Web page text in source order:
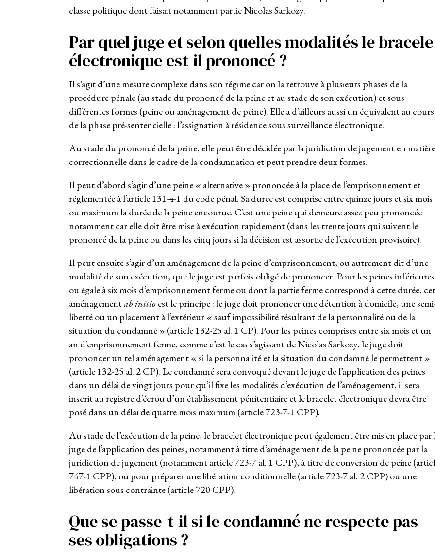
classe politique dont faisait notamment partie Nicolas Sarkozy.
Par quel juge et selon quelles modalités le
électronique est-il prononcé ?
Il s’agit d’une mesure complexe dans son régime car on la retrouve à plusieurs phases de la
procédure pénale (au stade du prononcé de la peine et au stade de son exécution) et sous
différentes formes (peine ou aménagement de peine). Elle a d’ailleurs aussi un équivalent au cours
de la phase pré-sentencielle : l’assignation à résidence sous surveillance électronique.
Au stade du prononcé de la peine, elle peut être décidée par la juridiction de jugement en matière
correctionnelle dans le cadre de la condamnation et peut prendre deux formes.
Il peut d’abord s’agir d’une peine « alternative » prononcée à la place de l’emprisonnement et
réglementée à l’article 131-4-1 du code pénal. Sa durée est comprise entre quinze jours et six mois
ou maximum la durée de la peine encourue. C’est une peine qui demeure assez peu prononcée
notamment car elle doit être mise à exécution rapidement (dans les trente jours qui suivent le
prononcé de la peine ou dans les cinq jours si la décision est assortie de l’exécution provisoire).
Il peut ensuite s’agir d’un aménagement de la peine d’emprisonnement, ou autrement dit d’une
modalité de son exécution, que le juge est parfois obligé de prononcer. Pour les peines inférieures
ou égale à six mois d’emprisonnement ferme ou dont la partie ferme correspond à cette durée, cet
aménagementab initioest le principe : le juge doit prononcer une détention à domicile, une
liberté ou un placement à l’extérieur « sauf impossibilité résultant de la personnalité ou de la
situation du condamné » (article 132-25 al. 1 CP). Pour les peines comprises entre six mois et un
an d’emprisonnement ferme, comme c’est le cas s’agissant de Nicolas Sarkozy, le juge doit
prononcer un tel aménagement « si la personnalité et la situation du condamné le permettent »
(article 132-25 al. 2 CP). Le condamné sera convoqué devant le juge de l’application des peines
dans un délai de vingt jours pour qu’il fixe les modalités d’exécution de l’aménagement, il sera
inscrit au registre d’écrou d’un établissement pénitentiaire et le bracelet électronique devra être
posé dans un délai de quatre mois maximum (article 723-7-1 CPP).
Au stade de l’exécution de la peine, le bracelet électronique peut également être mis en place par
juge de l’application des peines, notamment à titre d’aménagement de la peine prononcée par la
juridiction de jugement (notamment article 723-7 al. 1 CPP), à titre de conversion de peine
747-1 CPP), ou pour préparer une libération conditionnelle (article 723-7 al. 2 CPP) ou une
libération sous contrainte (article 720 CPP).
Que se passe-t-il si le condamné ne respecte pas
ses obligations ?